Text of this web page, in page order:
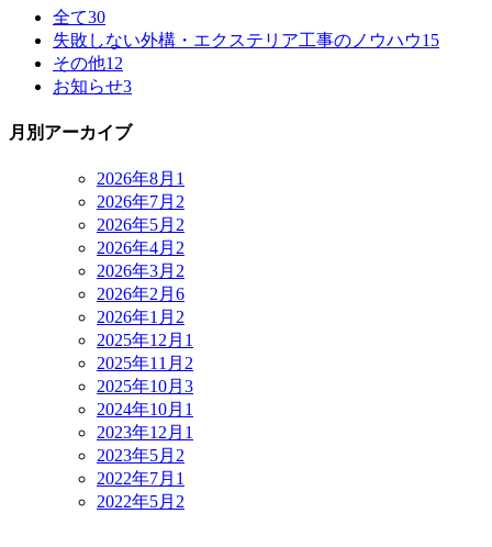
全て30
失敗しない外構・エクステリア工事のノウハウ15
その他12
お知らせ3
月別アーカイブ
2026年8月 1
2026年7月 2
2026年5月 2
2026年4月 2
2026年3月 2
2026年2月 6
2026年1月 2
2025年12月 1
2025年11月 2
2025年10月 3
2024年10月 1
2023年12月 1
2023年5月 2
2022年7月 1
2022年5月 2